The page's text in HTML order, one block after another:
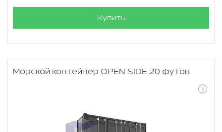
Купить
Морской контейнер OPEN SIDE 20 футов